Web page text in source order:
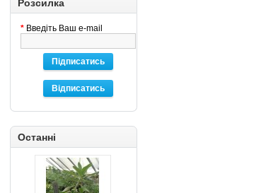
Розсилка
* Введіть Ваш e-mail
Підписатись
Відписатись
Останні